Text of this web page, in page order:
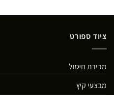
ציוד ספורט
מכירת חיסול
מבצעי קיץ